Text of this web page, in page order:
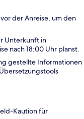
der Anreise, um den
Unterkunft in
nach 18:00 Uhr planst.
gestellte Informationen
Kaution für